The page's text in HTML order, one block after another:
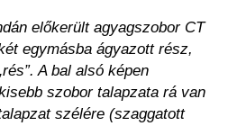
előkerült agyagszobor CT
egymásba ágyazott rész,
A bal alsó képen
szobor talapzata rá van
szélére (szaggatott